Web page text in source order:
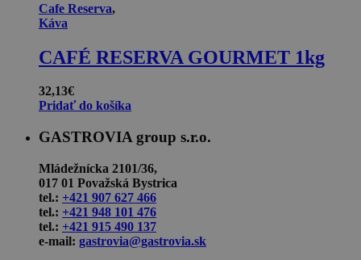
Cafe Reserva,
Káva
CAFÉ RESERVA GOURMET 1kg
32,13€
Pridať do košíka
GASTROVIA group s.r.o.
Mládežnícka 2101/36,
017 01 Považská Bystrica
tel.: +421 907 627 466
tel.: +421 948 101 476
tel.: +421 915 490 137
e-mail: gastrovia@gastrovia.sk